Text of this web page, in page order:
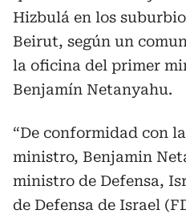
Hizbulá en los
Beirut, según un
la oficina del primer
Benjamín Netanyahu.
“De conformidad con
ministro, Benjamin
ministro de Defensa,
de Defensa de Israel